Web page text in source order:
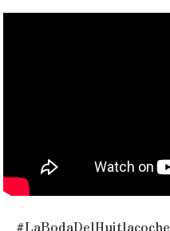
#LaBodaDelHuitlacoche